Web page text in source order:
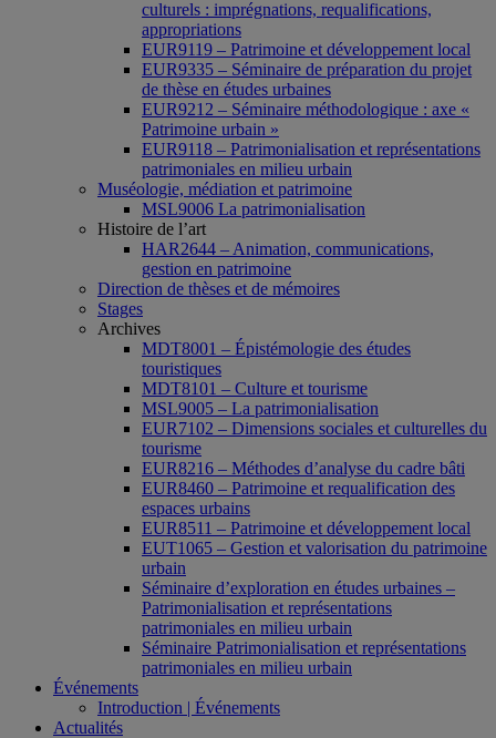
culturels : imprégnations, requalifications,
appropriations
EUR9119 – Patrimoine et développement local
EUR9335 – Séminaire de préparation du projet
de thèse en études urbaines
EUR9212 – Séminaire méthodologique : axe «
Patrimoine urbain »
EUR9118 – Patrimonialisation et représentations
patrimoniales en milieu urbain
Muséologie, médiation et patrimoine
MSL9006 La patrimonialisation
Histoire de l’art
HAR2644 – Animation, communications,
gestion en patrimoine
Direction de thèses et de mémoires
Stages
Archives
MDT8001 – Épistémologie des études
touristiques
MDT8101 – Culture et tourisme
MSL9005 – La patrimonialisation
EUR7102 – Dimensions sociales et culturelles du
tourisme
EUR8216 – Méthodes d’analyse du cadre bâti
EUR8460 – Patrimoine et requalification des
espaces urbains
EUR8511 – Patrimoine et développement local
EUT1065 – Gestion et valorisation du patrimoine
urbain
Séminaire d’exploration en études urbaines –
Patrimonialisation et représentations
patrimoniales en milieu urbain
Séminaire Patrimonialisation et représentations
patrimoniales en milieu urbain
Événements
Introduction | Événements
Actualités